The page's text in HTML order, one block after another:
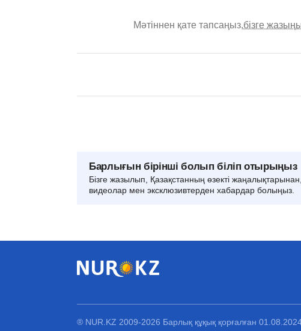
Мәтіннен қате тапсаңыз,бізге
Барлығын бірінші болып біліп отырыңыз
Бізге жазылып, Қазақстанның өзекті
видеолар мен эксклюзивтерден хабардар болыңыз.
® NUR.KZ 2009-2026 Барлық құқық қорғалған